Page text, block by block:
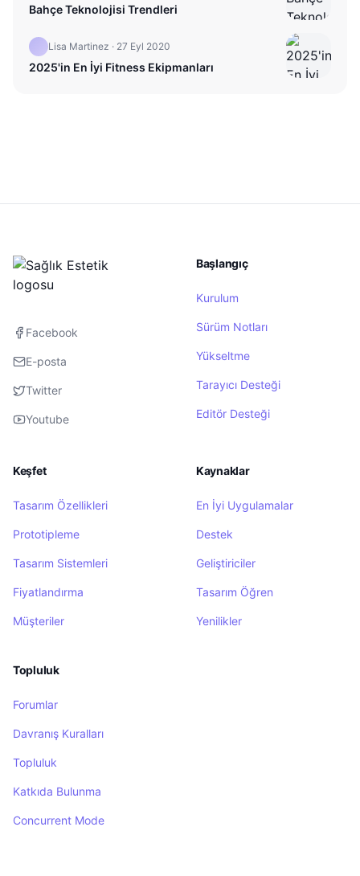
Bahçe Teknolojisi Trendleri
Lisa Martinez · 27 Eyl 2020
2025'in En İyi Fitness Ekipmanları
Facebook
E-posta
Twitter
Youtube
Başlangıç
Kurulum
Sürüm Notları
Yükseltme
Tarayıcı Desteği
Editör Desteği
Keşfet
Tasarım Özellikleri
Prototipleme
Tasarım Sistemleri
Fiyatlandırma
Müşteriler
Kaynaklar
En İyi Uygulamalar
Destek
Geliştiriciler
Tasarım Öğren
Yenilikler
Topluluk
Forumlar
Davranış Kuralları
Topluluk
Katkıda Bulunma
Concurrent Mode